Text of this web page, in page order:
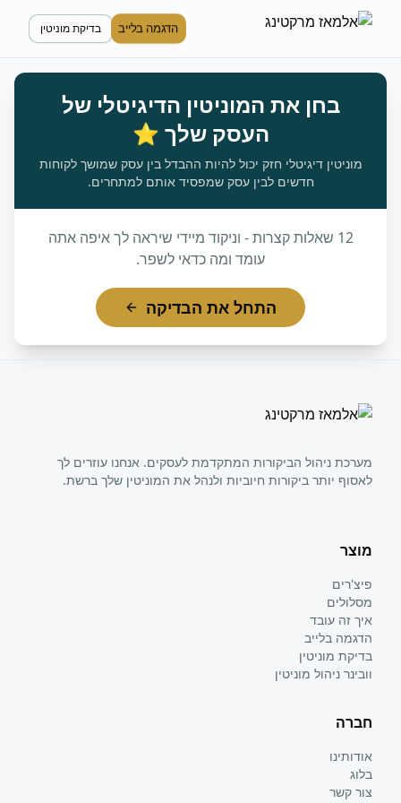
הדגמה בלייב בדיקת מוניטין
בחן את המוניטין הדיגיטלי של
העסק שלך ⭐
מוניטין דיגיטלי חזק יכול להיות ההבדל בין עסק שמושך לקוחות
חדשים לבין עסק שמפסיד אותם למתחרים.
12 שאלות קצרות - וניקוד מיידי שיראה לך איפה אתה
עומד ומה כדאי לשפר.
התחל את הבדיקה
מערכת ניהול הביקורות המתקדמת לעסקים. אנחנו עוזרים לך
לאסוף יותר ביקורות חיוביות ולנהל את המוניטין שלך ברשת.
מוצר
פיצ'רים
מסלולים
איך זה עובד
הדגמה בלייב
בדיקת מוניטין
וובינר ניהול מוניטין
חברה
אודותינו
בלוג
צור קשר